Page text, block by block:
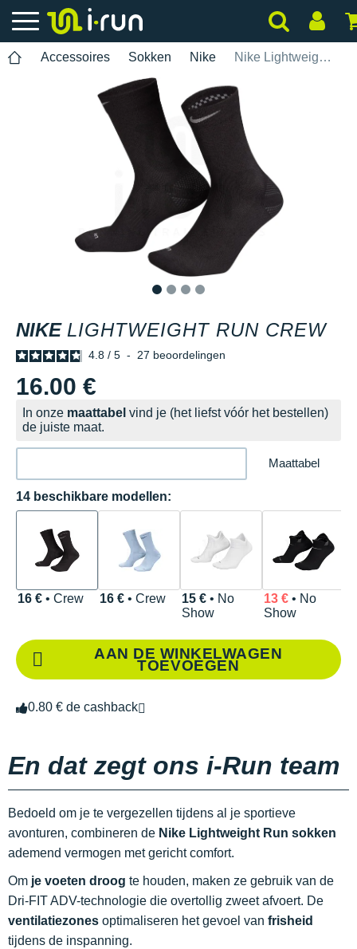
Accessoires Sokken Nike Nike Lightweight Run Crew
NIKE LIGHTWEIGHT RUN CREW
4.8 / 5 - 27 beoordelingen
16.00 €
In onze maattabel vind je (het liefst vóór het bestellen)
de juiste maat.
Maattabel
14 beschikbare modellen:
16 €• Crew 16 €• Crew 15 €• No
Show
13 €• No
Show
AAN DE WINKELWAGEN
TOEVOEGEN
0.80 € de cashback
En dat zegt ons i-Run team
Bedoeld om je te vergezellen tijdens al je sportieve
avonturen, combineren de Nike Lightweight Run sokken
ademend vermogen met gericht comfort.
Om je voeten droog te houden, maken ze gebruik van de
Dri-FIT ADV-technologie die overtollig zweet afvoert. De
ventilatiezones optimaliseren het gevoel van frisheid
tijdens de inspanning.